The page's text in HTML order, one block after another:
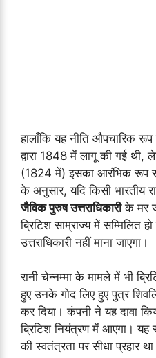
हालाँकि यह नीति औपचारिक
द्वारा 1848 में लागू की गई थी,
(1824 में) इसका आरंभिक रूप
के अनुसार, यदि किसी भारतीय
जैविक पुरुष उत्तराधिकारीके मर
ब्रिटिश साम्राज्य में सम्मिलित
उत्तराधिकारी नहीं माना जाएगा।
रानी चेन्नम्मा के मामले में भी
हुए उनके गोद लिए हुए पुत्र
कर दिया। कंपनी ने यह दावा
ब्रिटिश नियंत्रण में आएगा। यह
की स्वतंत्रता पर सीधा प्रहार